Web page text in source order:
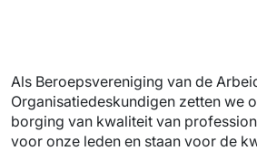
Als Beroepsvereniging van de
Organisatiedeskundigen zetten we
borging van kwaliteit van
voor onze leden en staan voor de